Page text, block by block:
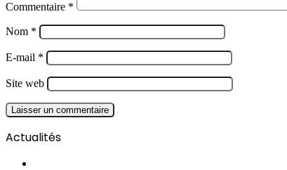
Commentaire *
Nom *
E-mail *
Site web
Actualités